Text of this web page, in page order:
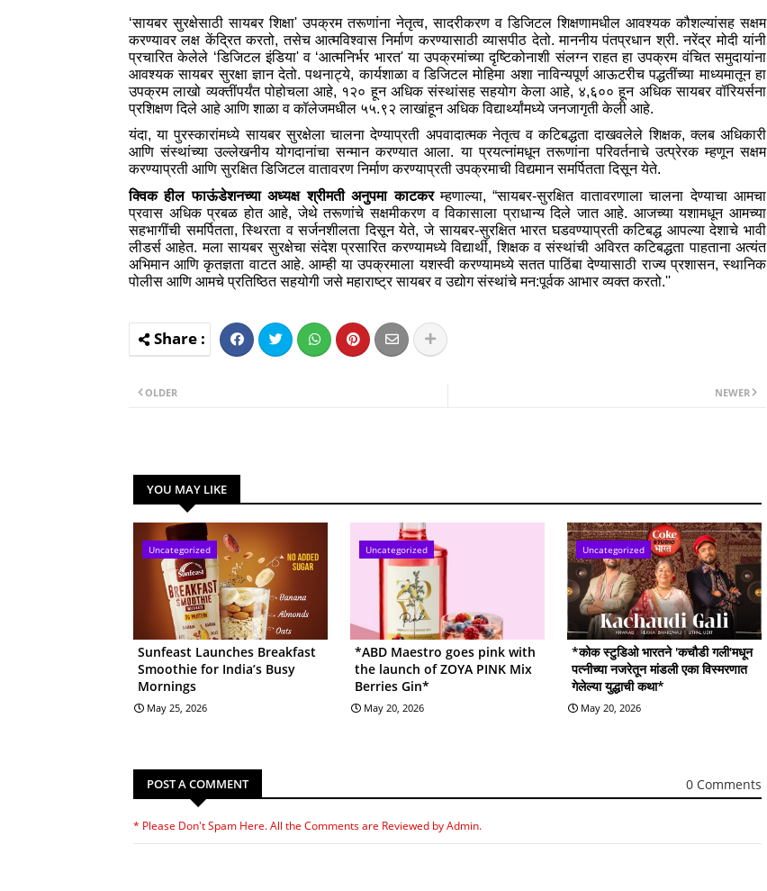
‘सायबर सुरक्षेसाठी सायबर शिक्षा' उपक्रम तरूणांना नेतृत्‍व, सादरीकरण व डिजिटल शिक्षणामधील आवश्‍यक कौशल्‍यांसह सक्षम
करण्‍यावर लक्ष केंद्रित करतो, तसेच आत्‍मविश्‍वास निर्माण करण्‍यासाठी व्‍यासपीठ देतो. माननीय पंतप्रधान श्री. नरेंद्र मोदी यांनी
प्रचारित केलेले ‘डिजिटल इंडिया' व ‘आत्‍मनिर्भर भारत' या उपक्रमांच्‍या दृष्टिकोनाशी संलग्‍न राहत हा उपक्रम वंचित समुदायांना
आवश्‍यक सायबर सुरक्षा ज्ञान देतो. पथनाट्ये, कार्यशाळा व डिजिटल मोहिमा अशा नाविन्‍यपूर्ण आऊटरीच पद्धतींच्‍या माध्‍यमातून हा
उपक्रम लाखो व्‍यक्‍तींपर्यंत पोहोचला आहे, १२० हून अधिक संस्‍थांसह सहयोग केला आहे, ४,६०० हून अधिक सायबर वॉरियर्सना
प्रशिक्षण दिले आहे आणि शाळा व कॉलेजमधील ५५.९२ लाखांहून अधिक विद्यार्थ्‍यांमध्‍ये जनजागृती केली आहे.
यंदा, या पुरस्कारांमध्ये सायबर सुरक्षेला चालना देण्‍याप्रती अपवादात्‍मक नेतृत्‍व व कटिबद्धता दाखवलेले शिक्षक, क्‍लब अधिकारी
आणि संस्‍थांच्‍या उल्‍लेखनीय योगदानांचा सन्‍मान करण्‍यात आला. या प्रयत्‍नांमधून तरूणांना परिवर्तनाचे उत्‍प्रेरक म्‍हणून सक्षम
करण्‍याप्रती आणि सुरक्षित डिजिटल वातावरण निर्माण करण्‍याप्रती उपक्रमाची विद्यमान समर्पितता दिसून येते.
क्विक हील फाऊंडेशनच्या अध्‍यक्ष श्रीमती अनुपमा काटकरम्‍हणाल्‍या, “सायबर-सुरक्षित वातावरणाला चालना देण्‍याचा आमचा
प्रवास अधिक प्रबळ होत आहे, जेथे तरूणांचे सक्षमीकरण व विकासाला प्राधान्‍य दिले जात आहे. आजच्‍या यशामधून आमच्‍या
सहभागींची समर्पितता, स्थिरता व सर्जनशीलता दिसून येते, जे सायबर-सुरक्षित भारत घडवण्‍याप्रती कटिबद्ध आपल्‍या देशाचे भावी
लीडर्स आहेत. मला सायबर सुरक्षेचा संदेश प्रसारित करण्‍यामध्‍ये विद्यार्थी, शिक्षक व संस्‍थांची अविरत कटिबद्धता पाहताना अत्‍यंत
अभिमान आणि कृतज्ञता वाटत आहे. आम्‍ही या उपक्रमाला यशस्‍वी करण्‍यामध्‍ये सतत पाठिंबा देण्‍यासाठी राज्‍य प्रशासन, स्‍थानिक
पोलीस आणि आमचे प्रतिष्ठित सहयोगी जसे महाराष्‍ट्र सायबर व उद्योग संस्‍थांचे मन:पूर्वक आभार व्‍यक्‍त करतो.''
NEWER
OLDER
YOU MAY LIKE
Uncategorized
Sunfeast Launches Breakfast
Smoothie for India’s Busy
Mornings
May 25, 2026
Uncategorized
*ABD Maestro goes pink with
the launch of ZOYA PINK Mix
Berries Gin*
May 20, 2026
Uncategorized
*कोक स्टुडिओ भारतने 'कचौडी गली'मधून
पत्नीच्या नजरेतून मांडली एका विस्मरणात
गेलेल्या युद्धाची कथा*
May 20, 2026
POST A COMMENT 0 Comments
* Please Don't Spam Here. All the Comments are Reviewed by Admin.